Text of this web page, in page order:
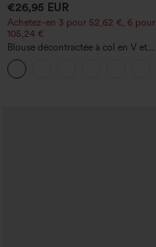
€26,95 EUR
Achetez-en 3 pour 52,62 €, 6 pour
105,24 €
Blouse décontractée à col en V et
manches courtes bouffantes